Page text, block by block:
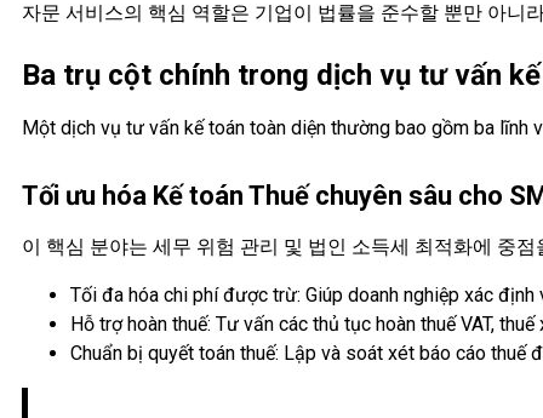
자문 서비스의 핵심 역할은 기업이 법률을 준수할 뿐만 아니
Ba trụ cột chính trong dịch vụ tư vấn
Một dịch vụ tư vấn kế toán toàn diện thường bao gồm ba lĩnh
Tối ưu hóa Kế toán Thuế chuyên sâu cho
이 핵심 분야는 세무 위험 관리 및 법인 소득세 최적화에 중
Tối đa hóa chi phí được trừ: Giúp doanh nghiệp xác
Hỗ trợ hoàn thuế: Tư vấn các thủ tục hoàn thuế VAT, thuế
Chuẩn bị quyết toán thuế: Lập và soát xét báo cáo thuế